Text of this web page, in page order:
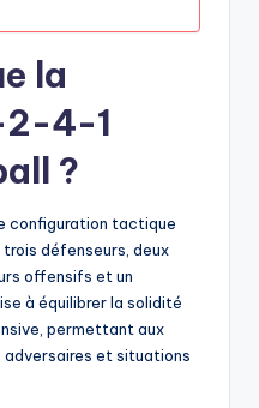
la
4-1
?
configuration tactique
défenseurs, deux
offensifs et un
à équilibrer la solidité
permettant aux
adversaires et situations